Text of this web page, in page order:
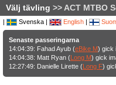
Välj tävling >> ACT MTBO
| Svenska | English |
Senaste passeringarna
14:04:39: Fahad Ayub (eBike M) gick
14:04:38: Matt Ryan (Long M) gick
12:27:49: Danielle Lirette (Long F)